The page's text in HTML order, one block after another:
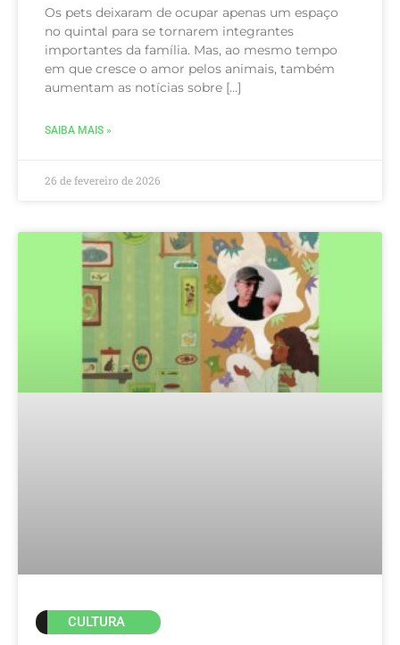
Os pets deixaram de ocupar apenas um espaço
no quintal para se tornarem integrantes
importantes da família. Mas, ao mesmo tempo
em que cresce o amor pelos animais, também
aumentam as notícias sobre […]
SAIBA MAIS »
26 de fevereiro de 2026
CULTURA